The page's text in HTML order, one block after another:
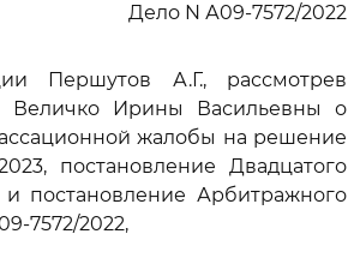
Дело N А09-7572/2022
Першутов А.Г., рассмотрев
Величко Ирины Васильевны о
жалобы на решение
постановление Двадцатого
и постановление Арбитражного
7572/2022,